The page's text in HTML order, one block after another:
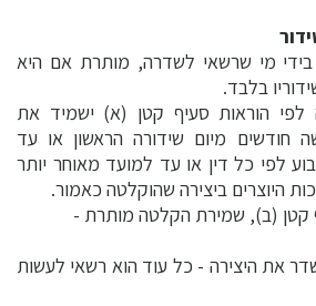
מי שרשאי לשדרה, מותרת אם היא
בלבד.
לפי הוראות סעיף קטן (א) ישמיד את
חודשים מיום שידורה הראשון או עד
לפי כל דין או עד למועד מאוחר יותר
היוצרים ביצירה שהוקלטה כאמור.
קטן (ב), שמירת הקלטה מותרת -
את היצירה - כל עוד הוא רשאי לעשות